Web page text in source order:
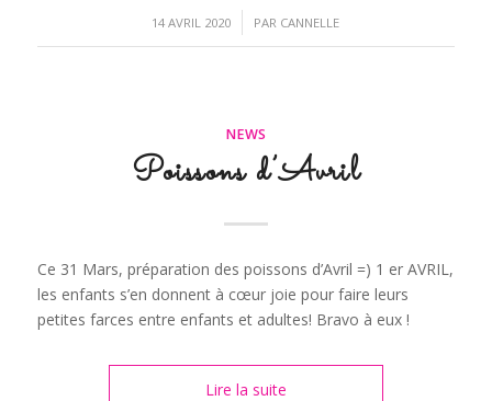
14 AVRIL 2020
/ PAR CANNELLE
NEWS
Poissons d’Avril
Ce 31 Mars, préparation des poissons d’Avril =) 1 er AVRIL,
les enfants s’en donnent à cœur joie pour faire leurs
petites farces entre enfants et adultes! Bravo à eux !
Lire la suite